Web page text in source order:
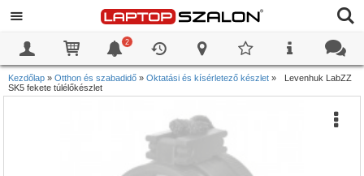
2
Kezdőlap » Otthon és szabadidő » Oktatási és kísérletező készlet »
Levenhuk LabZZ
SK5 fekete túlélőkészlet
00